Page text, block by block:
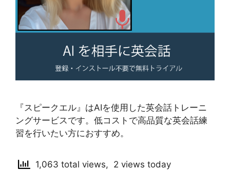
『スピークエル』はAIを使用した英会話トレーニ
ングサービスです。低コストで高品質な英会話練
習を行いたい方におすすめ。
1,063 total views, 2 views today